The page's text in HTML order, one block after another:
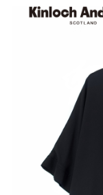
運送方式
每筆NT$60，滿
每筆NT$60，滿